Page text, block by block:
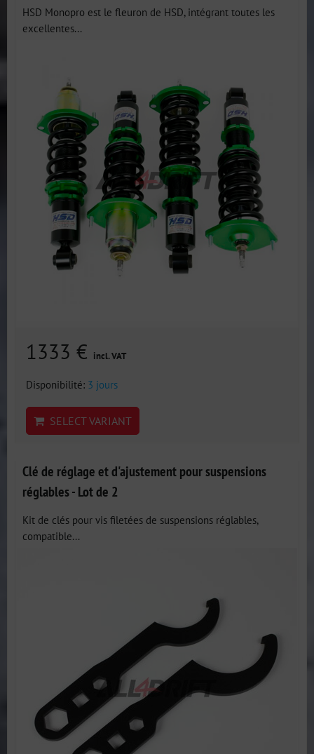
HSD Monopro est le fleuron de HSD, intégrant toutes les
excellentes...
1333 € incl. VAT
Disponibilité: 3 jours
SELECT VARIANT
Clé de réglage et d'ajustement pour suspensions
réglables - Lot de 2
Kit de clés pour vis filetées de suspensions réglables,
compatible...